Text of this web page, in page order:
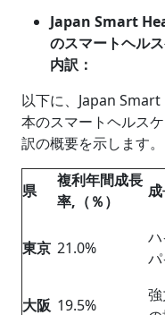
Japan Smart
のスマートヘル
内訳：
以下に、Japan
本のスマートヘルス
訳の概要を示します。
県
複利年間成長
率,（％）
東京 21.0%
大阪 19.5%